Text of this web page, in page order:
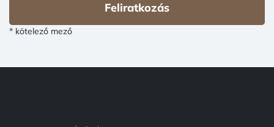
Feliratkozás
* kötelező mező